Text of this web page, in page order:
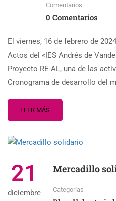
Comentarios
0 Comentarios
El viernes, 16 de febrero de
Actos del «IES Andrés de
Proyecto RE-AL, una de las
Cronograma de desarrollo del
LEER MÁS
21
diciembre
Mercadillo
Categorías